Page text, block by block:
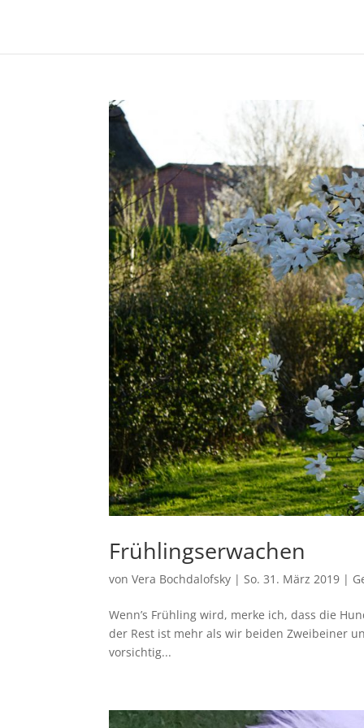
Frühlingserwachen
vonVera Bochdalofsky | So. 31. März 2019 |
Wenn’s Frühling wird, merke ich, dass die
der Rest ist mehr als wir beiden Zweibeiner
vorsichtig...